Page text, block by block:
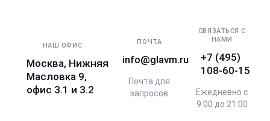
НАШ ОФИС
Москва, Нижняя
Масловка 9,
офис 3.1 и 3.2
ПОЧТА
info@glavm.ru
Почта для
запросов
СВЯЗАТЬСЯ С
НАМИ
+7 (495)
108-60-15
Ежедневно с
9:00 до 21:00